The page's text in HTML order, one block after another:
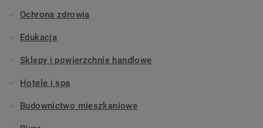
Ochrona zdrowia
Edukacja
Sklepy i powierzchnie handlowe
Hotele i spa
Budownictwo mieszkaniowe